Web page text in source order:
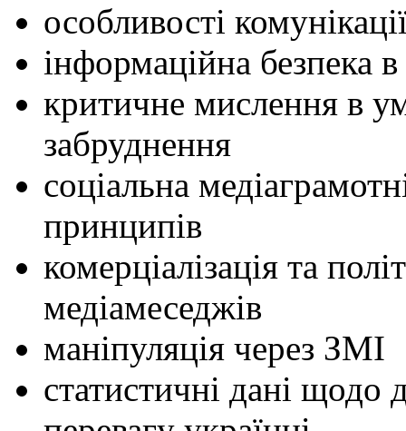
особливості
інформаційна безпека в
критичне мислення в
забруднення
соціальна
принципів
комерціалізація та
медіамеседжів
маніпуляція через ЗМІ
статистичні дані